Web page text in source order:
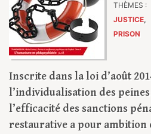
THÈMES :
JUSTICE,
PRISON
Inscrite dans la loi d’août
l’individualisation des
l’efficacité des sanctions
restaurative a pour ambition